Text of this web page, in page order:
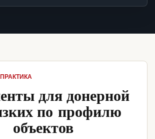
для донерной
по профилю
объектов